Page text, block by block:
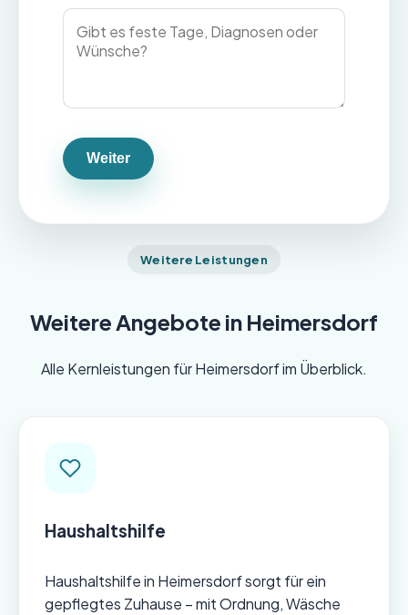
Weiter
Weitere Leistungen
Weitere Angebote in Heimersdorf
Alle Kernleistungen für Heimersdorf im Überblick.
Haushaltshilfe
Haushaltshilfe in Heimersdorf sorgt für ein
gepflegtes Zuhause – mit Ordnung, Wäsche